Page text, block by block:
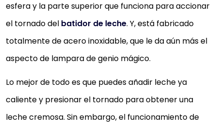
esfera y la parte superior que funciona para accionar
el tornado del batidor de leche. Y, está fabricado
totalmente de acero inoxidable, que le da aún más el
aspecto de lampara de genio mágico.
Lo mejor de todo es que puedes añadir leche ya
caliente y presionar el tornado para obtener una
leche cremosa. Sin embargo, el funcionamiento de